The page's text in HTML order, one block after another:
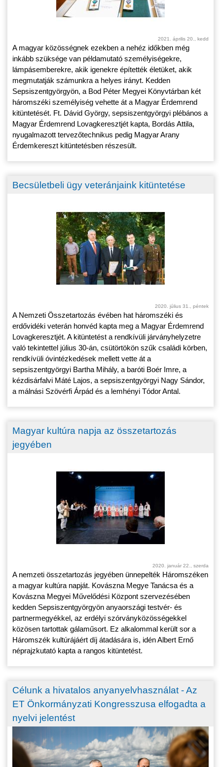
2021. április 20., kedd
A magyar közösségnek ezekben a nehéz időkben még
inkább szüksége van példamutató személyiségekre,
lámpásemberekre, akik igenekre építették életüket, akik
megmutatják számunkra a helyes irányt. Kedden
Sepsiszentgyörgyön, a Bod Péter Megyei Könyvtárban két
háromszéki személyiség vehette át a Magyar Érdemrend
kitüntetését. Ft. Dávid György, sepsiszentgyörgyi plébános a
Magyar Érdemrend Lovagkeresztjét kapta, Bordás Attila,
nyugalmazott tervezőtechnikus pedig Magyar Arany
Érdemkereszt kitüntetésben részesült.
Becsületbeli ügy veteránjaink kitüntetése
2020. július 31., péntek
A Nemzeti Összetartozás évében hat háromszéki és
erdővidéki veterán honvéd kapta meg a Magyar Érdemrend
Lovagkeresztjét. A kitüntetést a rendkívüli járványhelyzetre
való tekintettel július 30-án, csütörtökön szűk családi körben,
rendkívüli óvintézkedések mellett vette át a
sepsiszentgyörgyi Bartha Mihály, a baróti Boér Imre, a
kézdisárfalvi Máté Lajos, a sepsiszentgyörgyi Nagy Sándor,
a málnási Szövérfi Árpád és a lemhényi Tódor Antal.
Magyar kultúra napja az összetartozás
jegyében
2020. január 22., szerda
A nemzeti összetartozás jegyében ünnepelték Háromszéken
a magyar kultúra napját. Kovászna Megye Tanácsa és a
Kovászna Megyei Művelődési Központ szervezésében
kedden Sepsiszentgyörgyön anyaországi testvér- és
partnermegyékkel, az erdélyi szórványközösségekkel
közösen tartottak gálaműsort. Ez alkalommal került sor a
Háromszék kultúrájáért díj átadására is, idén Albert Ernő
néprajzkutató kapta a rangos kitüntetést.
Célunk a hivatalos anyanyelvhasználat - Az
ET Önkormányzati Kongresszusa elfogadta a
nyelvi jelentést